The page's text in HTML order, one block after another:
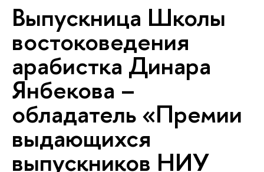
Выпускница Школы
востоковедения
арабистка Динара
Янбекова –
обладатель «Премии
выдающихся
выпускников НИУ